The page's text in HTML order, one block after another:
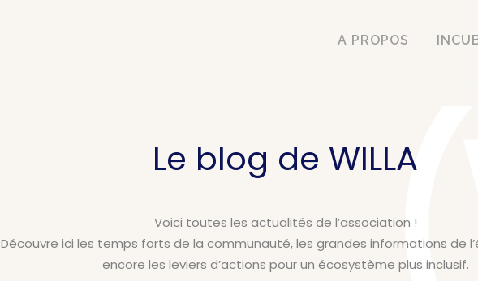
A PROPOS
Le blog de WILLA
Voici toutes les actualités de l’association !
Découvre ici les temps forts de la communauté, les grandes informations de
encore les leviers d’actions pour un écosystème plus inclusif.